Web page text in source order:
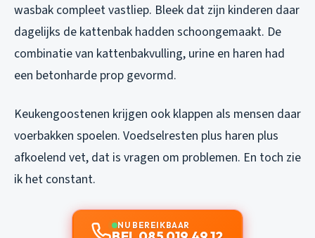
wasbak compleet vastliep. Bleek dat zijn kinderen daar
dagelijks de kattenbak hadden schoongemaakt. De
combinatie van kattenbakvulling, urine en haren had
een betonharde prop gevormd.
Keukengoostenen krijgen ook klappen als mensen daar
voerbakken spoelen. Voedselresten plus haren plus
afkoelend vet, dat is vragen om problemen. En toch zie
ik het constant.
NU BEREIKBAAR